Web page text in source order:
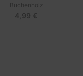
Buchenholz
Regulärer
4,99 €